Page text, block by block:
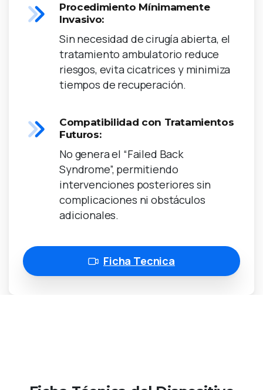
Procedimiento Mínimamente
Invasivo:
Sin necesidad de cirugía abierta, el
tratamiento ambulatorio reduce
riesgos, evita cicatrices y minimiza
tiempos de recuperación.
Compatibilidad con Tratamientos
Futuros:
No genera el “Failed Back
Syndrome”, permitiendo
intervenciones posteriores sin
complicaciones ni obstáculos
adicionales.
Ficha Tecnica